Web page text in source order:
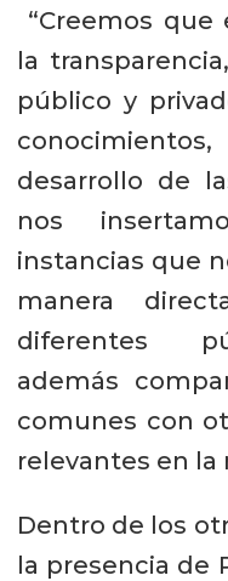
“Creemos
la
público y
desarrollo de
nos
instancias que
manera
diferentes
además
comunes con
relevantes en la
Dentro de los
la presencia de